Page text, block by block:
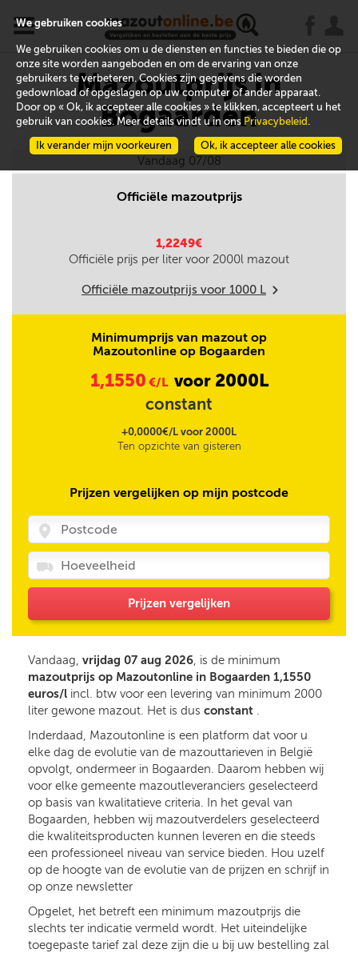
x
Mazoutprijs in
Bogaarden
Vandaag 07/08
Officiële mazoutprijs
1,2249€
Officiële prijs per liter voor 2000l mazout
Officiële mazoutprijs voor 1000 L m
Minimumprijs van mazout op
Mazoutonline op Bogaarden
1,1550 €/L voor 2000L
constant
+0,0000€/L voor 2000L
Ten opzichte van gisteren
Prijzen vergelijken op mijn postcode
Prijzen vergelijken
Vandaag, vrijdag 07 aug 2026, is de minimum
mazoutprijs op Mazoutonline in Bogaarden 1,1550
euros/l incl. btw voor een levering van minimum 2000
liter gewone mazout. Het is dus constant .
Inderdaad, Mazoutonline is een platform dat voor u
elke dag de evolutie van de mazouttarieven in België
opvolgt, ondermeer in Bogaarden. Daarom hebben wij
voor elke gemeente mazoutleveranciers geselecteerd
op basis van kwalitatieve criteria. In het geval van
Bogaarden, hebben wij mazoutverdelers geselecteerd
die kwaliteitsproducten kunnen leveren en die steeds
een professioneel niveau van service bieden. Hou uzelf
op de hoogte van de evolutie van de prijzen en schrijf in
op onze newsletter
Opgelet, het betreft een minimum mazoutprijs die
slechts ter indicatie vermeld wordt. Het uiteindelijke
toegepaste tarief zal deze zijn die u bij uw bestelling zal
We gebruiken cookies
We gebruiken cookies om u de diensten en functies te bieden die op
onze site worden aangeboden en om de ervaring van onze
gebruikers te verbeteren. Cookies zijn gegevens die worden
gedownload of opgeslagen op uw computer of ander apparaat.
Door op « Ok, ik accepteer alle cookies » te klikken, accepteert u het
gebruik van cookies. Meer details vindt u in ons Privacybeleid .
Ok, ik accepteer alle cookies
Ik verander mijn voorkeuren